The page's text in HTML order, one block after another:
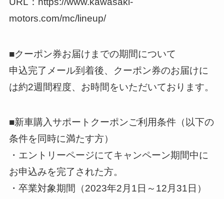
motors.com/mc/lineup/
■クーポン券お届けまでの期間について
申込完了メール到着後、クーポン券のお届けに
は約2週間程度、お時間をいただいております。
■新車購入サポートクーポンご利用条件（以下の
条件を同時に満たす方）
・エントリーページにてキャンペーン期間中に
お申込みを完了された方。
・卒業対象期間（2023年2月1日～12月31日）